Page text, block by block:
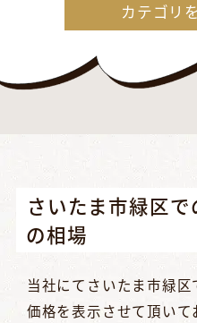
給湯器
リフォーム
玄関
リフォーム
外壁・屋根
カテゴリ
さいたま市緑区
の相場
当社にてさいたま市緑
価格を表示させて頂い